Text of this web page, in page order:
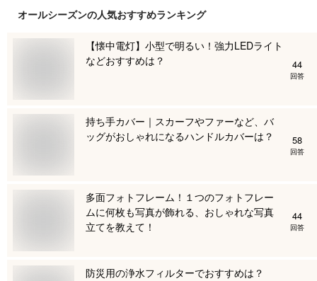
オールシーズンの人気おすすめランキング
【懐中電灯】小型で明るい！強力LEDライト
などおすすめは？
44
回答
持ち手カバー｜スカーフやファーなど、バ
ッグがおしゃれになるハンドルカバーは？
58
回答
多面フォトフレーム！１つのフォトフレー
ムに何枚も写真が飾れる、おしゃれな写真
立てを教えて！
44
回答
防災用の浄水フィルターでおすすめは？